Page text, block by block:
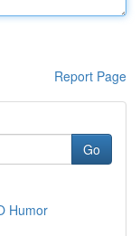
Report Page
Go
Humor